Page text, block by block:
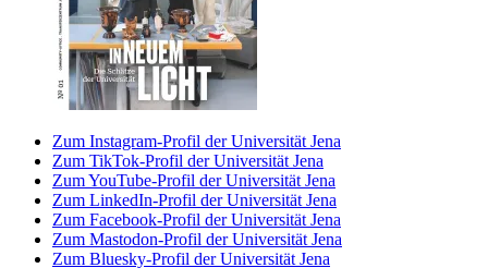
Zum Instagram-Profil der Universität Jena
Zum TikTok-Profil der Universität Jena
Zum YouTube-Profil der Universität Jena
Zum LinkedIn-Profil der Universität Jena
Zum Facebook-Profil der Universität Jena
Zum Mastodon-Profil der Universität Jena
Zum Bluesky-Profil der Universität Jena